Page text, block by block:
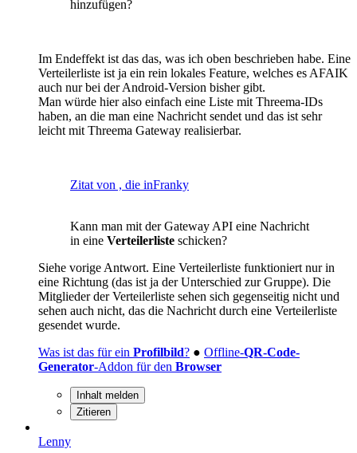
hinzufügen?
Im Endeffekt ist das das, was ich oben beschrieben habe. Eine
Verteilerliste ist ja ein rein lokales Feature, welches es AFAIK
auch nur bei der Android-Version bisher gibt.
Man würde hier also einfach eine Liste mit Threema-IDs
haben, an die man eine Nachricht sendet und das ist sehr
leicht mit Threema Gateway realisierbar.
Zitat von , die inFranky
Kann man mit der Gateway API eine Nachricht
in eine Verteilerliste schicken?
Siehe vorige Antwort. Eine Verteilerliste funktioniert nur in
eine Richtung (das ist ja der Unterschied zur Gruppe). Die
Mitglieder der Verteilerliste sehen sich gegenseitig nicht und
sehen auch nicht, das die Nachricht durch eine Verteilerliste
gesendet wurde.
Was ist das für ein Profilbild? ● Offline-QR-Code-
Generator-Addon für den Browser
Inhalt melden
Zitieren
Lenny